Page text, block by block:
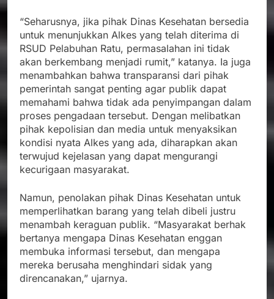
“Seharusnya, jika pihak Dinas Kesehatan bersedia
untuk menunjukkan Alkes yang telah diterima di
RSUD Pelabuhan Ratu, permasalahan ini tidak
akan berkembang menjadi rumit,” katanya. Ia juga
menambahkan bahwa transparansi dari pihak
pemerintah sangat penting agar publik dapat
memahami bahwa tidak ada penyimpangan dalam
proses pengadaan tersebut. Dengan melibatkan
pihak kepolisian dan media untuk menyaksikan
kondisi nyata Alkes yang ada, diharapkan akan
terwujud kejelasan yang dapat mengurangi
kecurigaan masyarakat.
Namun, penolakan pihak Dinas Kesehatan untuk
memperlihatkan barang yang telah dibeli justru
menambah keraguan publik. “Masyarakat berhak
bertanya mengapa Dinas Kesehatan enggan
membuka informasi tersebut, dan mengapa
mereka berusaha menghindari sidak yang
direncanakan,” ujarnya.